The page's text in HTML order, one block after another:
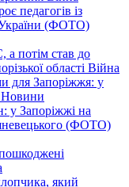
педагогів із
України (ФОТО)
потім став до
області Війна
для Запоріжжя: у
Новини
у Запоріжжі на
(ФОТО)
який